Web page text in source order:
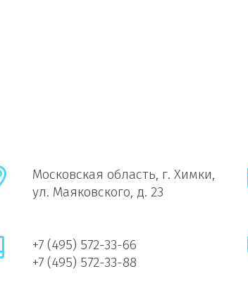
Московская область, г. Химки,
ул. Маяковского, д. 23
+7 (495) 572-33-66
+7 (495) 572-33-88